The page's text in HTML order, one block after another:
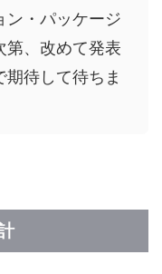
ン・パッケージ
第、改めて発表
期待して待ちま